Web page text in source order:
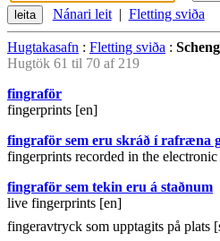
Nánari leit| Fletting sviða
Hugtakasafn : Fletting sviða :
Hugtök 61 til 70 af 219
fingraför
fingerprints [en]
fingraför sem eru skráð í rafræna
fingerprints recorded in the
fingraför sem tekin eru á staðnum
live fingerprints [en]
fingeravtryck som upptagits på plats